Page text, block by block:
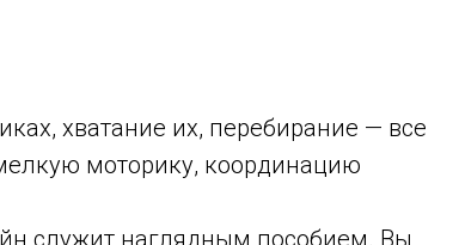
хватание их, перебирание — все
моторику, координацию
служит наглядным пособием. Вы